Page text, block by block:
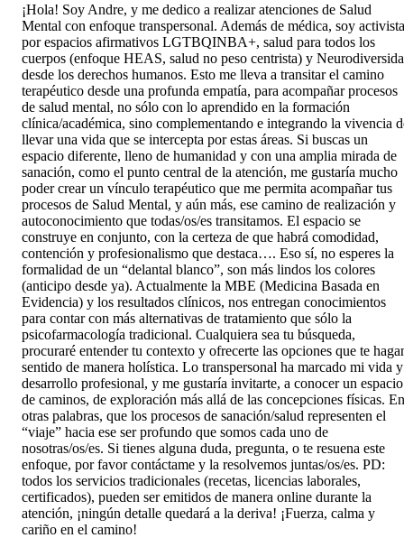
¡Hola! Soy Andre, y me dedico a realizar atenciones de Salud
Mental con enfoque transpersonal. Además de médica, soy activista
por espacios afirmativos LGTBQINBA+, salud para todos los
cuerpos (enfoque HEAS, salud no peso centrista) y
desde los derechos humanos. Esto me lleva a transitar el camino
terapéutico desde una profunda empatía, para acompañar procesos
de salud mental, no sólo con lo aprendido en la formación
clínica/académica, sino complementando e integrando la vivencia
llevar una vida que se intercepta por estas áreas. Si buscas un
espacio diferente, lleno de humanidad y con una amplia mirada de
sanación, como el punto central de la atención, me gustaría mucho
poder crear un vínculo terapéutico que me permita acompañar tus
procesos de Salud Mental, y aún más, ese camino de realización y
autoconocimiento que todas/os/es transitamos. El espacio se
construye en conjunto, con la certeza de que habrá comodidad,
contención y profesionalismo que destaca…. Eso sí, no esperes la
formalidad de un “delantal blanco”, son más lindos los colores
(anticipo desde ya). Actualmente la MBE (Medicina Basada en
Evidencia) y los resultados clínicos, nos entregan conocimientos
para contar con más alternativas de tratamiento que sólo la
psicofarmacología tradicional. Cualquiera sea tu búsqueda,
procuraré entender tu contexto y ofrecerte las opciones que te
sentido de manera holística. Lo transpersonal ha marcado mi vida y
desarrollo profesional, y me gustaría invitarte, a conocer un espacio
de caminos, de exploración más allá de las concepciones físicas. En
otras palabras, que los procesos de sanación/salud representen el
“viaje” hacia ese ser profundo que somos cada uno de
nosotras/os/es. Si tienes alguna duda, pregunta, o te resuena este
enfoque, por favor contáctame y la resolvemos juntas/os/es. PD:
todos los servicios tradicionales (recetas, licencias laborales,
certificados), pueden ser emitidos de manera online durante la
atención, ¡ningún detalle quedará a la deriva! ¡Fuerza, calma y
cariño en el camino!